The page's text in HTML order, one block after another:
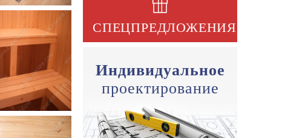
СПЕЦПРЕДЛОЖЕНИЯ
Индивидуальное
проектирование